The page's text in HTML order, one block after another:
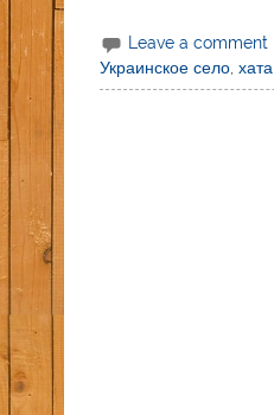
Leave a comment
Украинское село,хата